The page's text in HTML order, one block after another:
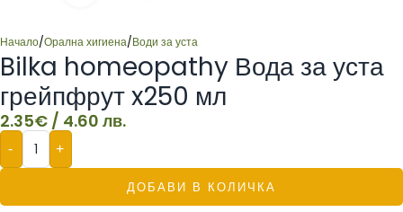
Начало/Орална хигиена/Води за уста
Bilka homeopathy Вода за уста
грейпфрут x250 мл
2.35€ / 4.60 лв.
- +
ДОБАВИ В КОЛИЧКА